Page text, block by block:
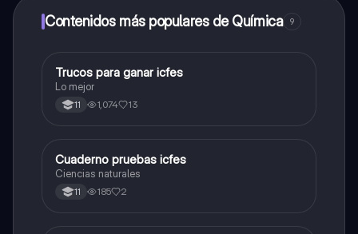
Contenidos más populares de Química 9
Química
Trucos para ganar icfes
Lo mejor
11 1,074 13
Biologia
Cuaderno pruebas icfes
Ciencias naturales
11 185 2